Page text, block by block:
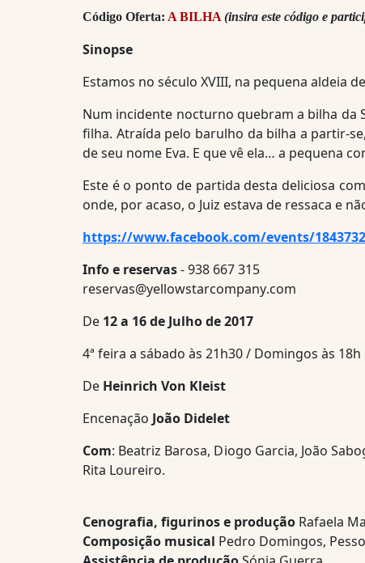
Código Oferta: A BILHA (insira este código e
Sinopse
Estamos no século XVIII, na pequena aldeia
Num incidente nocturno quebram a bilha da
filha. Atraída pelo barulho da bilha a partir-
de seu nome Eva. E que vê ela… a pequena
Este é o ponto de partida desta deliciosa
onde, por acaso, o Juiz estava de ressaca e
https://www.facebook.com/events/
Info e reservas- 938 667 315
reservas@yellowstarcompany.com
De 12 a 16 de Julho de 2017
4ª feira a sábado às 21h30 / Domingos às 18h
De Heinrich Von Kleist
Encenação João Didelet
Com: Beatriz Barosa, Diogo Garcia, João
Rita Loureiro.
Cenografia, figurinos e produção Rafaela
Composição musical Pedro Domingos,